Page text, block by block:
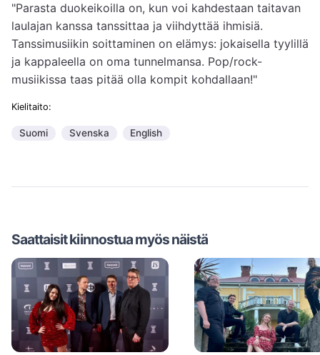
"Parasta duokeikoilla on, kun voi kahdestaan taitavan
laulajan kanssa tanssittaa ja viihdyttää ihmisiä.
Tanssimusiikin soittaminen on elämys: jokaisella tyylillä
ja kappaleella on oma tunnelmansa. Pop/rock-
musiikissa taas pitää olla kompit kohdallaan!"
Kielitaito:
Suomi Svenska English
Saattaisit kiinnostua myös näistä